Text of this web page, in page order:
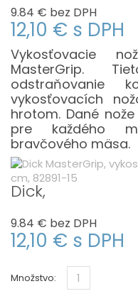
9.84 € bez DPH
12,10 € s DPH
Vykosťovacie
MasterGrip.
odstraňovanie
vykosťovacích
hrotom. Dané
pre každého
bravčového mäsa.
Dick,
9.84 € bez DPH
12,10 € s DPH
Množstvo: